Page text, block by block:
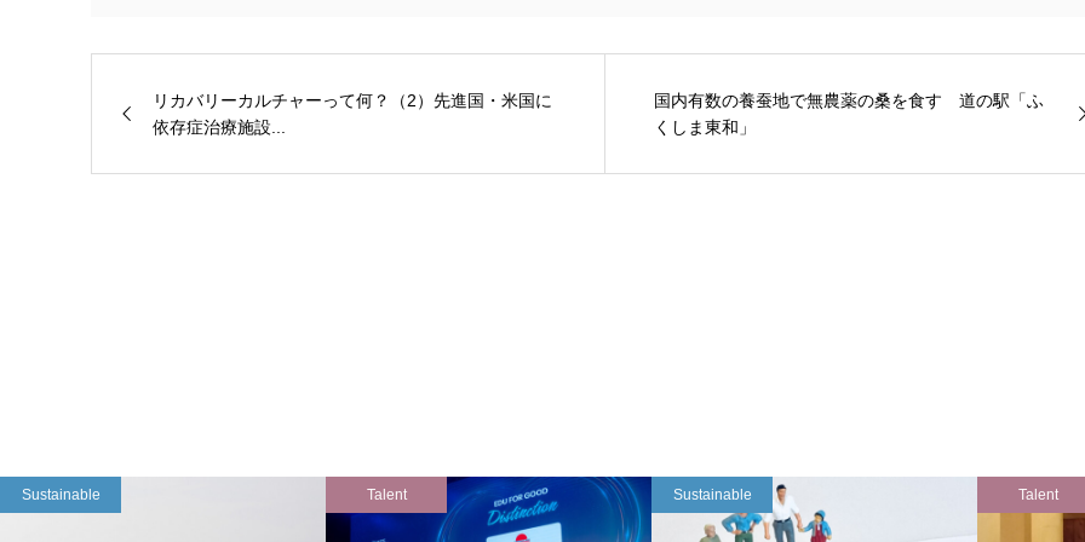
リカバリーカルチャーって何？（2）先進国・米国に
依存症治療施設...
国内有数の養蚕地で無農薬の桑を食す 道の駅「ふ
くしま東和」
Sustainable Talent Sustainable Talent